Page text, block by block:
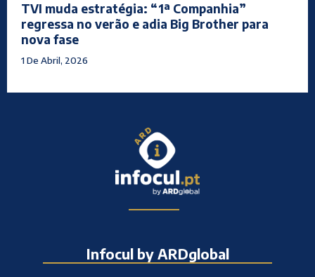
TVI muda estratégia: “1ª Companhia”
regressa no verão e adia Big Brother para
nova fase
1 De Abril, 2026
Infocul by ARDglobal